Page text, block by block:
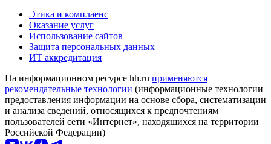
Этика и комплаенс
Оказание услуг
Использование сайтов
Защита персональных данных
ИТ аккредитация
На информационном ресурсе hh.ru применяются
рекомендательные технологии (информационные технологии
предоставления информации на основе сбора, систематизации
и анализа сведений, относящихся к предпочтениям
пользователей сети «Интернет», находящихся на территории
Российской Федерации)